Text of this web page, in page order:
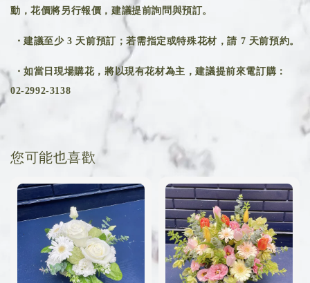
動，花價將另行報價，建議提前詢問與預訂。
・建議至少 3 天前預訂；若需指定或特殊花材，請 7 天前預約。
・如當日現場購花，將以現有花材為主，建議提前來電訂購：
02-2992-3138
您可能也喜歡